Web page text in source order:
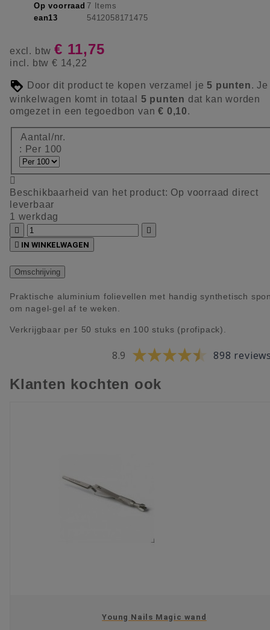
Op voorraad 7 Items
ean13
5412058171475
excl. btw € 11,75
incl. btw € 14,22
Door dit product te kopen verzamel je5 punten. Je
winkelwagen komt in totaal 5 punten dat kan worden
omgezet in een tegoedbon van€ 0,10.
Aantal/nr.
: Per 100

Beschikbaarheid van het product: Op voorraad direct
leverbaar
1 werkdag


 IN WINKELWAGEN
Omschrijving
Praktische aluminium folievellen met handig synthetisch
om nagel-gel af te weken.
Verkrijgbaar per 50 stuks en 100 stuks (profipack).
8.9 898
Klanten kochten ook
Young Nails Magic wand